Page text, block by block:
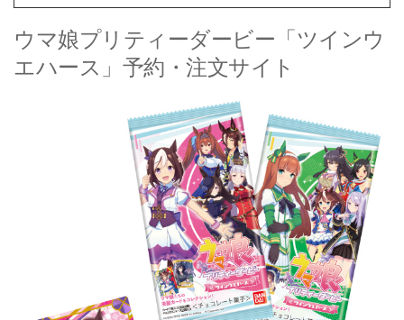
ウマ娘プリティーダービー「ツインウ
エハース」予約・注文サイト